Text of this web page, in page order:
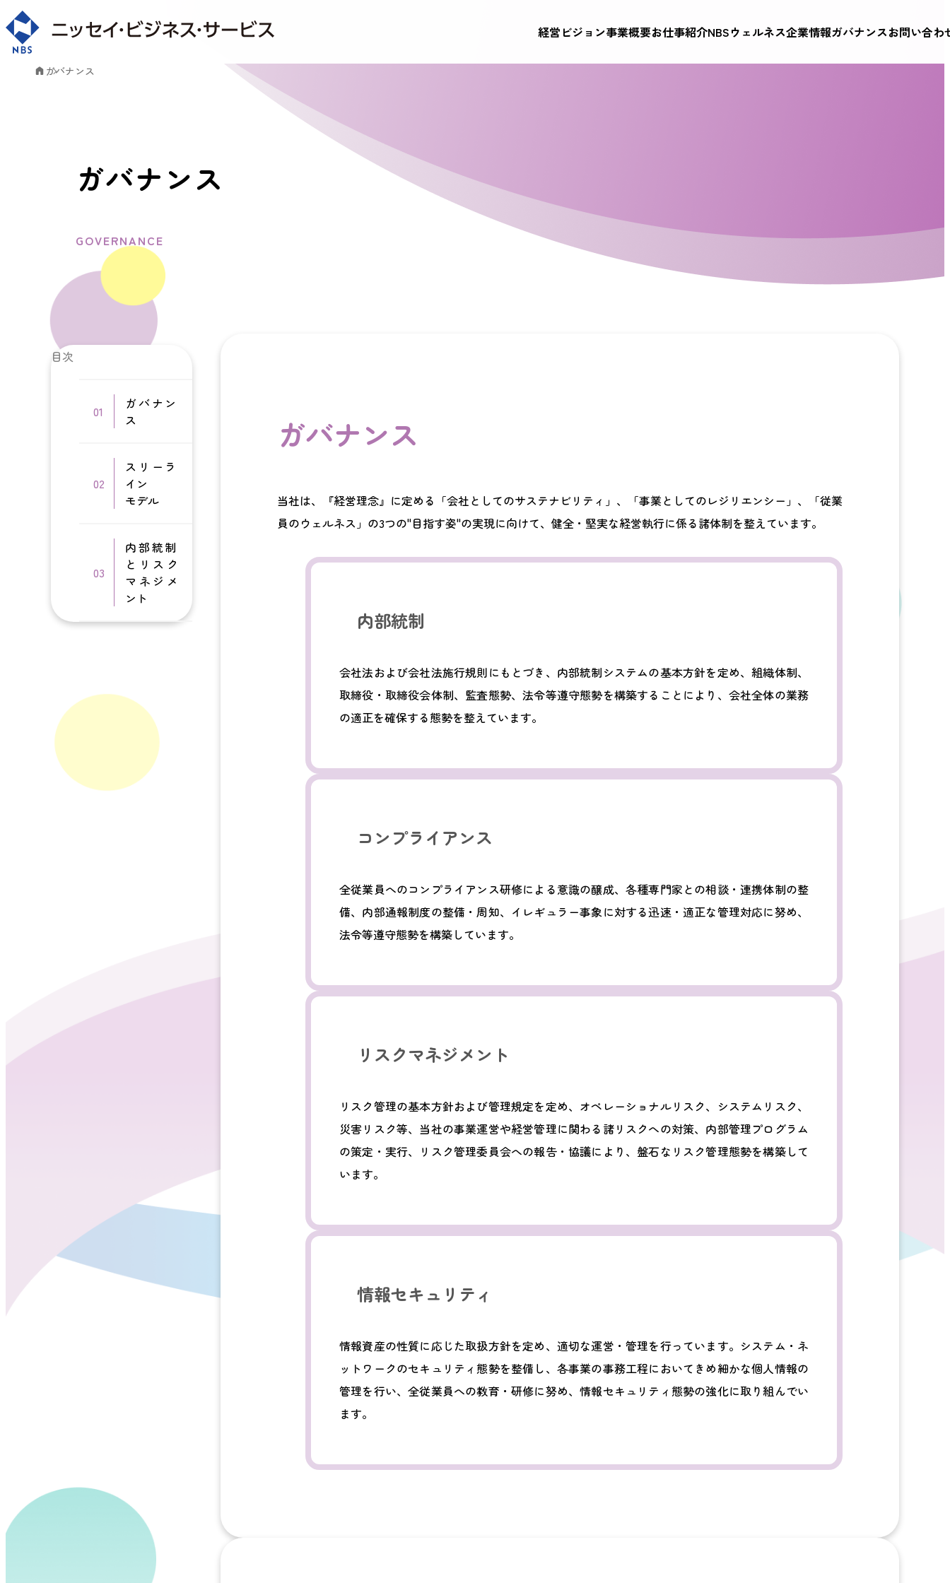
経営ビジョン事業概要お仕事紹介NBSウェルネス企業情報ガバナンスお問い合わ
ガバナンス
ガバナンス
GOVERNANCE
目次
ガバナン
ス
スリーラ
イン
モデル
内部統制
とリスク
マネジメ
ント
ガバナンス
当社は、『経営理念』に定める「会社としてのサステナビリティ」、「事業としてのレジリエンシー」、「従業
員のウェルネス」の3つの"目指す姿"の実現に向けて、健全・堅実な経営執行に係る諸体制を整えています。
内部統制
会社法および会社法施行規則にもとづき、内部統制システムの基本方針を定め、組織体制、
取締役・取締役会体制、監査態勢、法令等遵守態勢を構築することにより、会社全体の業務
の適正を確保する態勢を整えています。
コンプライアンス
全従業員へのコンプライアンス研修による意識の醸成、各種専門家との相談・連携体制の整
備、内部通報制度の整備・周知、イレギュラー事象に対する迅速・適正な管理対応に努め、
法令等遵守態勢を構築しています。
リスクマネジメント
リスク管理の基本方針および管理規定を定め、オペレーショナルリスク、システムリスク、
災害リスク等、当社の事業運営や経営管理に関わる諸リスクへの対策、内部管理プログラム
の策定・実行、リスク管理委員会への報告・協議により、盤石なリスク管理態勢を構築して
います。
情報セキュリティ
情報資産の性質に応じた取扱方針を定め、適切な運営・管理を行っています。システム・ネ
ットワークのセキュリティ態勢を整備し、各事業の事務工程においてきめ細かな個人情報の
管理を行い、全従業員への教育・研修に努め、情報セキュリティ態勢の強化に取り組んでい
ます。